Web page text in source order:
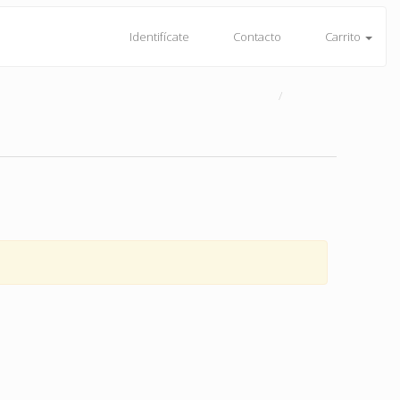
Identifícate Contacto Carrito